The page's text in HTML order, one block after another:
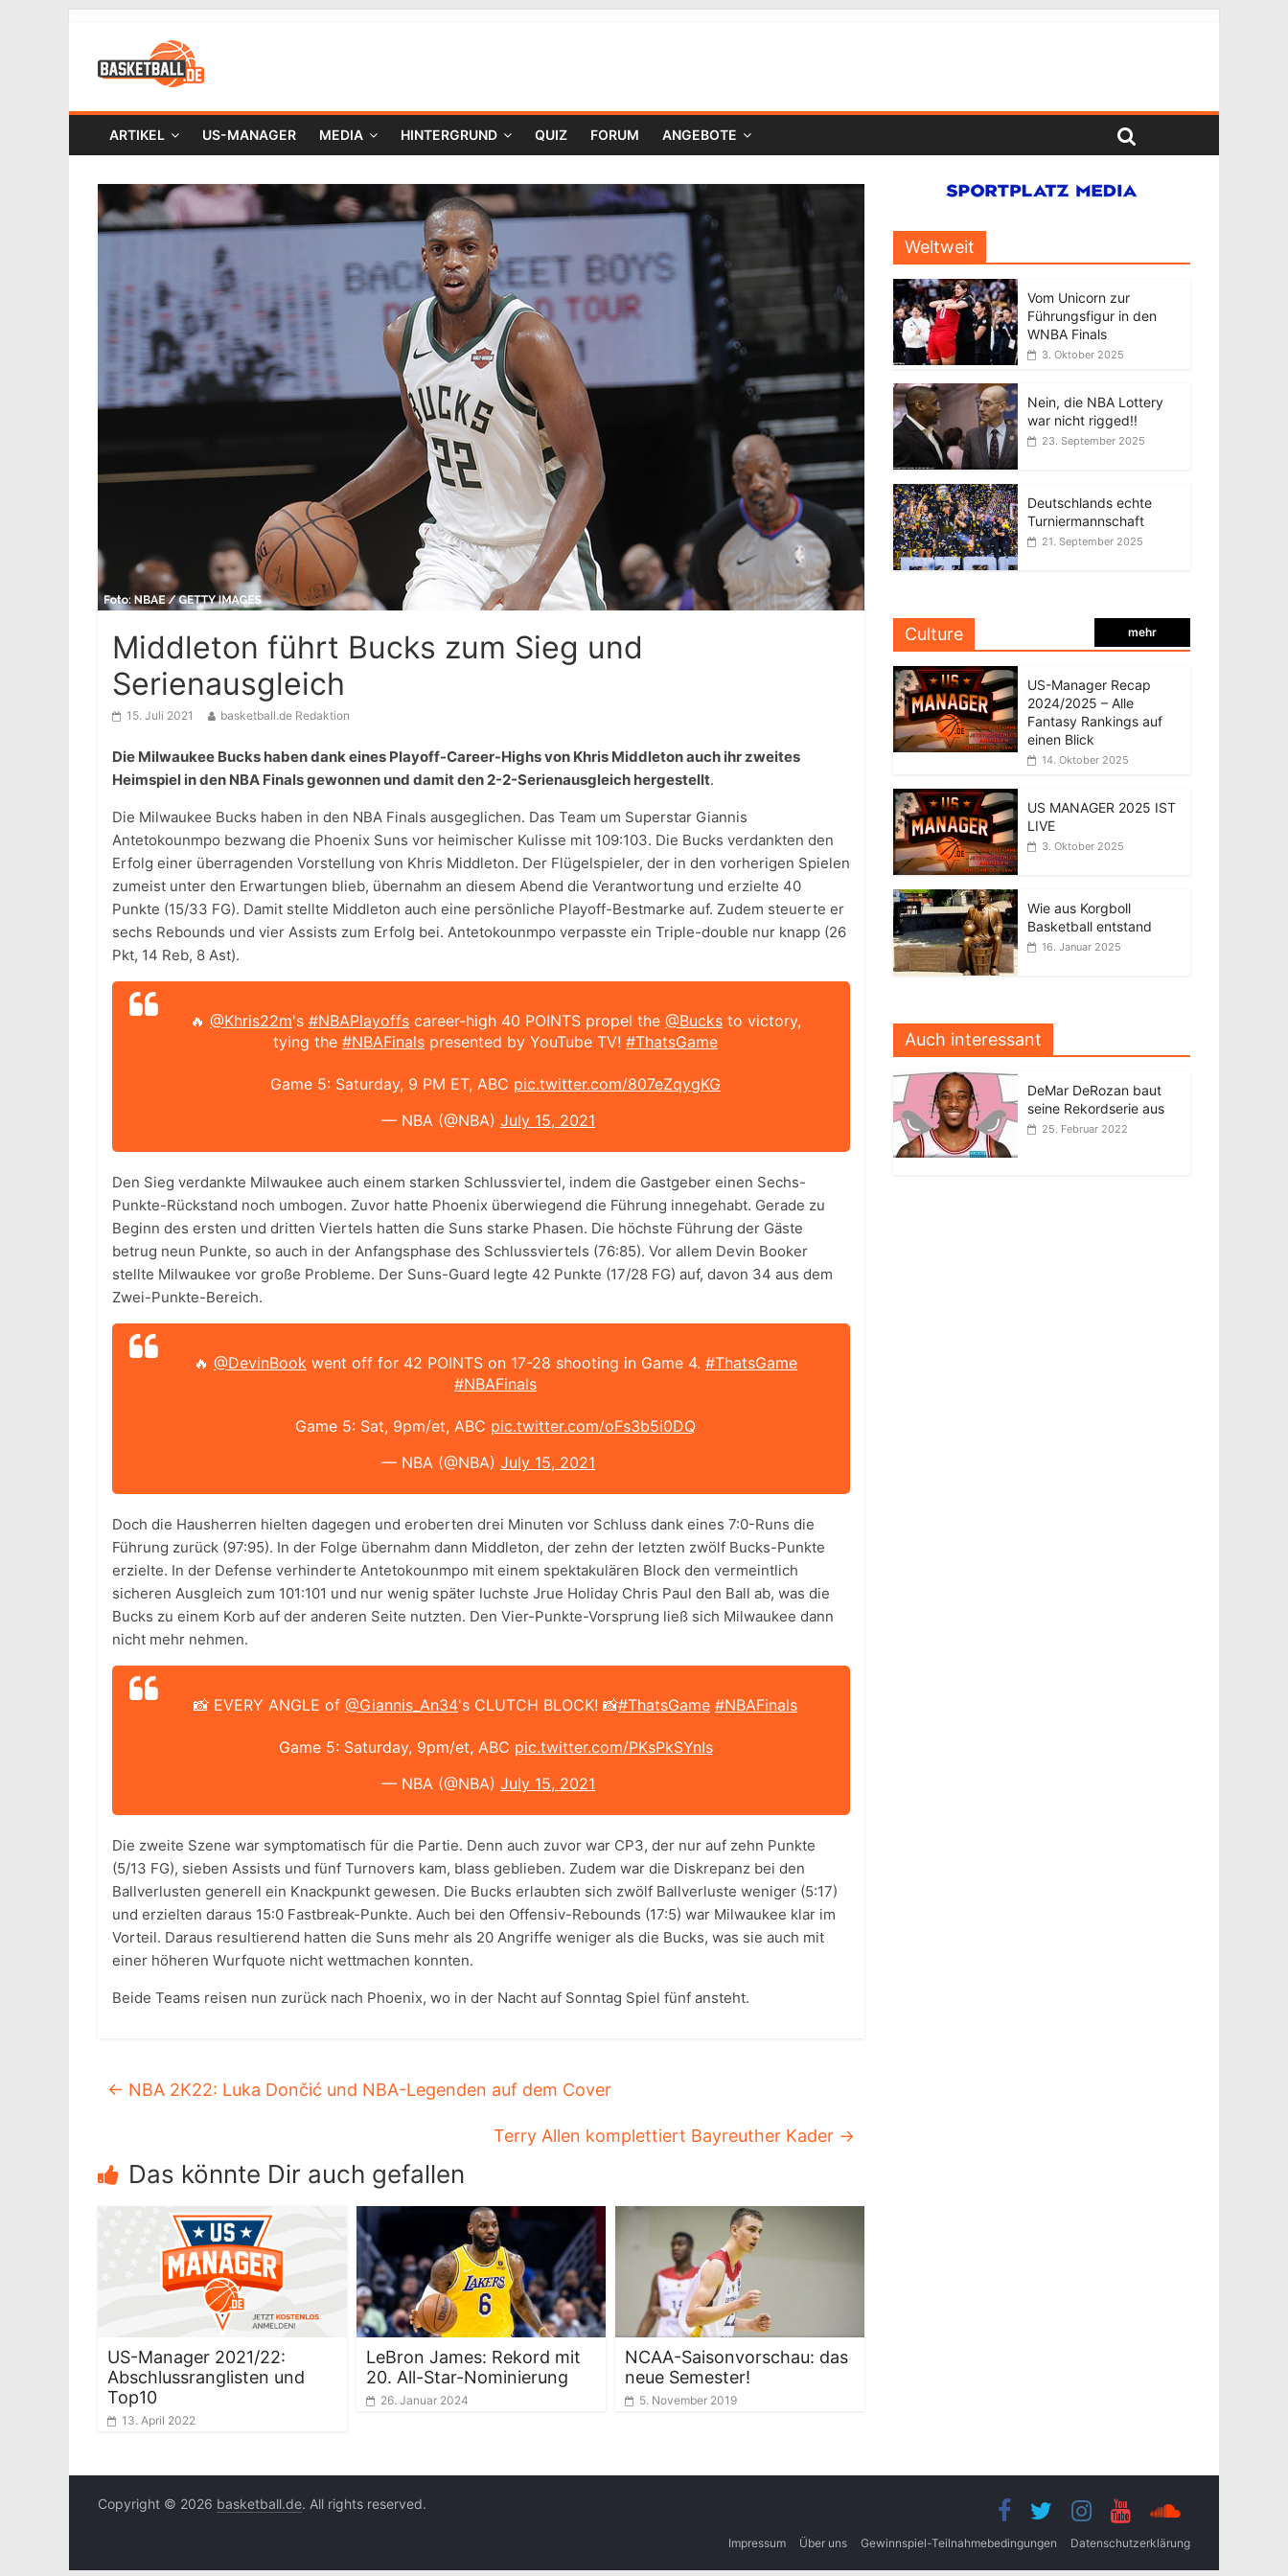
ARTIKEL US-MANAGER MEDIA HINTERGRUND QUIZ FORUM ANGEBOTE
Middleton führt Bucks zum Sieg und
Serienausgleich
15. Juli 2021 basketball.de Redaktion
Die Milwaukee Bucks haben dank eines Playoff-Career-Highs von Khris Middleton auch ihr zweites
Heimspiel in den NBA Finals gewonnen und damit den 2-2-Serienausgleich hergestellt.
Die Milwaukee Bucks haben in den NBA Finals ausgeglichen. Das Team um Superstar Giannis
Antetokounmpo bezwang die Phoenix Suns vor heimischer Kulisse mit 109:103. Die Bucks verdankten den
Erfolg einer überragenden Vorstellung von Khris Middleton. Der Flügelspieler, der in den vorherigen Spielen
zumeist unter den Erwartungen blieb, übernahm an diesem Abend die Verantwortung und erzielte 40
Punkte (15/33 FG). Damit stellte Middleton auch eine persönliche Playoff-Bestmarke auf. Zudem steuerte er
sechs Rebounds und vier Assists zum Erfolg bei. Antetokounmpo verpasste ein Triple-double nur knapp (26
Pkt, 14 Reb, 8 Ast).
🔥 @Khris22m's #NBAPlayoffs career-high 40 POINTS propel the @Bucks to victory,
tying the #NBAFinals presented by YouTube TV! #ThatsGame
Game 5: Saturday, 9 PM ET, ABC pic.twitter.com/807eZqygKG
— NBA (@NBA) July 15, 2021
Den Sieg verdankte Milwaukee auch einem starken Schlussviertel, indem die Gastgeber einen Sechs-
Punkte-Rückstand noch umbogen. Zuvor hatte Phoenix überwiegend die Führung innegehabt. Gerade zu
Beginn des ersten und dritten Viertels hatten die Suns starke Phasen. Die höchste Führung der Gäste
betrug neun Punkte, so auch in der Anfangsphase des Schlussviertels (76:85). Vor allem Devin Booker
stellte Milwaukee vor große Probleme. Der Suns-Guard legte 42 Punkte (17/28 FG) auf, davon 34 aus dem
Zwei-Punkte-Bereich.
🔥 @DevinBook went off for 42 POINTS on 17-28 shooting in Game 4. #ThatsGame
#NBAFinals
Game 5: Sat, 9pm/et, ABC pic.twitter.com/oFs3b5i0DQ
— NBA (@NBA) July 15, 2021
Doch die Hausherren hielten dagegen und eroberten drei Minuten vor Schluss dank eines 7:0-Runs die
Führung zurück (97:95). In der Folge übernahm dann Middleton, der zehn der letzten zwölf Bucks-Punkte
erzielte. In der Defense verhinderte Antetokounmpo mit einem spektakulären Block den vermeintlich
sicheren Ausgleich zum 101:101 und nur wenig später luchste Jrue Holiday Chris Paul den Ball ab, was die
Bucks zu einem Korb auf der anderen Seite nutzten. Den Vier-Punkte-Vorsprung ließ sich Milwaukee dann
nicht mehr nehmen.
📸 EVERY ANGLE of @Giannis_An34's CLUTCH BLOCK! 📸#ThatsGame #NBAFinals
Game 5: Saturday, 9pm/et, ABC pic.twitter.com/PKsPkSYnIs
— NBA (@NBA) July 15, 2021
Die zweite Szene war symptomatisch für die Partie. Denn auch zuvor war CP3, der nur auf zehn Punkte
(5/13 FG), sieben Assists und fünf Turnovers kam, blass geblieben. Zudem war die Diskrepanz bei den
Ballverlusten generell ein Knackpunkt gewesen. Die Bucks erlaubten sich zwölf Ballverluste weniger (5:17)
und erzielten daraus 15:0 Fastbreak-Punkte. Auch bei den Offensiv-Rebounds (17:5) war Milwaukee klar im
Vorteil. Daraus resultierend hatten die Suns mehr als 20 Angriffe weniger als die Bucks, was sie auch mit
einer höheren Wurfquote nicht wettmachen konnten.
Beide Teams reisen nun zurück nach Phoenix, wo in der Nacht auf Sonntag Spiel fünf ansteht.
← NBA 2K22: Luka Dončić und NBA-Legenden auf dem Cover
Terry Allen komplettiert Bayreuther Kader →
Das könnte Dir auch gefallen
US-Manager 2021/22:
Abschlussranglisten und
Top10
13. April 2022
LeBron James: Rekord mit
20. All-Star-Nominierung
26. Januar 2024
NCAA-Saisonvorschau: das
neue Semester!
5. November 2019
Weltweit
Vom Unicorn zur
Führungsfigur in den
WNBA Finals
3. Oktober 2025
Nein, die NBA Lottery
war nicht rigged!!
23. September 2025
Deutschlands echte
Turniermannschaft
21. September 2025
Culture mehr
US-Manager Recap
2024/2025 – Alle
Fantasy Rankings auf
einen Blick
14. Oktober 2025
US MANAGER 2025 IST
LIVE
3. Oktober 2025
Wie aus Korgboll
Basketball entstand
16. Januar 2025
Auch interessant
DeMar DeRozan baut
seine Rekordserie aus
25. Februar 2022
Impressum Über uns Gewinnspiel-Teilnahmebedingungen Datenschutzerklärung
Copyright © 2026 basketball.de. All rights reserved.